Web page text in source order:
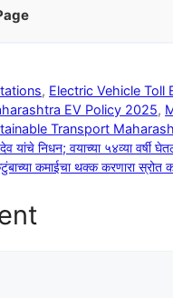
, Electric Vehicle Toll
EV Policy 2025,
Transport
निधन; वयाच्या ५४व्या वर्षी
कमाईचा थक्क करणारा स्रोत